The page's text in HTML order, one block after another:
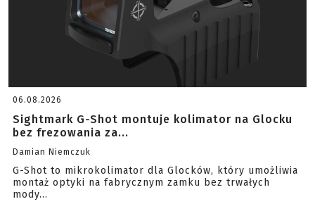
06.08.2026
Sightmark G-Shot montuje kolimator na Glocku
bez frezowania za...
Damian Niemczuk
G-Shot to mikrokolimator dla Glocków, który umożliwia
montaż optyki na fabrycznym zamku bez trwałych
mody...